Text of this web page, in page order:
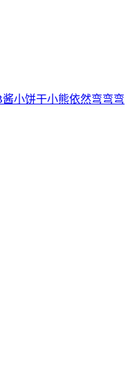
酱小饼干小熊依然弯弯弯